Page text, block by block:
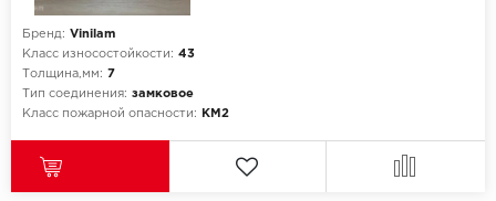
Бренд: Vinilam
Класс износостойкости: 43
Толщина,мм: 7
Тип соединения: замковое
Класс пожарной опасности:
КМ2